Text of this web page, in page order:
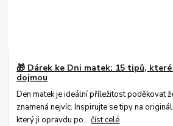
🎁 Dárek ke Dni matek: 15 tipů,
dojmou
Den matek je ideální příležitost poděkovat
znamená nejvíc. Inspirujte se tipy na
který ji opravdu po...číst celé